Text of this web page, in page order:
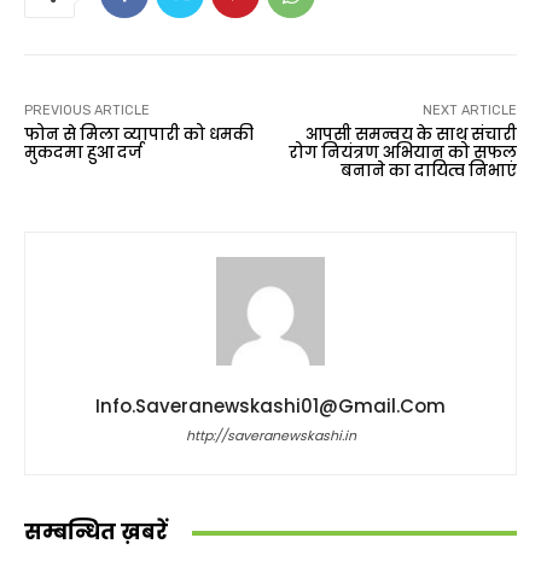
PREVIOUS ARTICLE
फोन से मिला व्यापारी को धमकी
मुकदमा हुआ दर्ज
NEXT ARTICLE
आपसी समन्वय के साथ संचारी
रोग नियंत्रण अभियान को सफल
बनाने का दायित्व निभाएं
Info.saveranewskashi01@gmail.com
http://saveranewskashi.in
सम्बन्धित ख़बरें